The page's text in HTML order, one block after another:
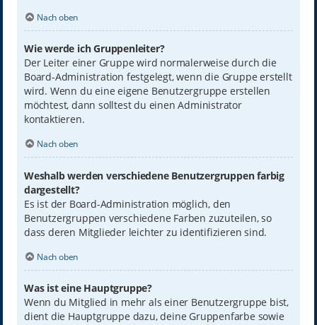
Nach oben
Wie werde ich Gruppenleiter?
Der Leiter einer Gruppe wird normalerweise durch die
Board-Administration festgelegt, wenn die Gruppe erstellt
wird. Wenn du eine eigene Benutzergruppe erstellen
möchtest, dann solltest du einen Administrator
kontaktieren.
Nach oben
Weshalb werden verschiedene Benutzergruppen farbig
dargestellt?
Es ist der Board-Administration möglich, den
Benutzergruppen verschiedene Farben zuzuteilen, so
dass deren Mitglieder leichter zu identifizieren sind.
Nach oben
Was ist eine Hauptgruppe?
Wenn du Mitglied in mehr als einer Benutzergruppe bist,
dient die Hauptgruppe dazu, deine Gruppenfarbe sowie